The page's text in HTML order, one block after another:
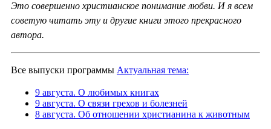
Это совершенно христианское понимание любви. И я всем
советую читать эту и другие книги этого прекрасного
автора.
Все выпуски программы Актуальная тема:
9 августа. О любимых книгах
9 августа. О связи грехов и болезней
8 августа. Об отношении христианина к животным